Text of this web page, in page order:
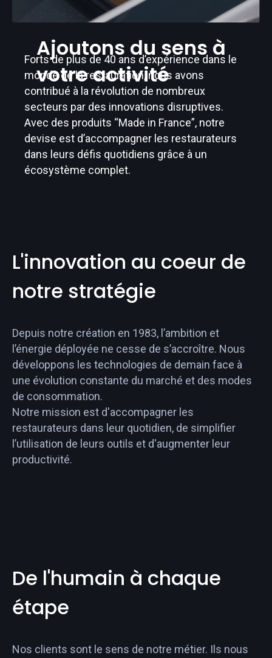
Ajoutons du sens à
votre activité
Forts de plus de 40 ans d’expérience dans le
monde de la restauration, nous avons
contribué à la révolution de nombreux
secteurs par des innovations disruptives.
Avec des produits “Made in France”, notre
devise est d’accompagner les restaurateurs
dans leurs défis quotidiens grâce à un
écosystème complet.
L'innovation au coeur de
notre stratégie
Depuis notre création en 1983, l’ambition et
l’énergie déployée ne cesse de s’accroître. Nous
développons les technologies de demain face à
une évolution constante du marché et des modes
de consommation.
Notre mission est d'accompagner les
restaurateurs dans leur quotidien, de simplifier
l’utilisation de leurs outils et d'augmenter leur
productivité.
De l'humain à chaque
étape
Nos clients sont le sens de notre métier. Ils nous